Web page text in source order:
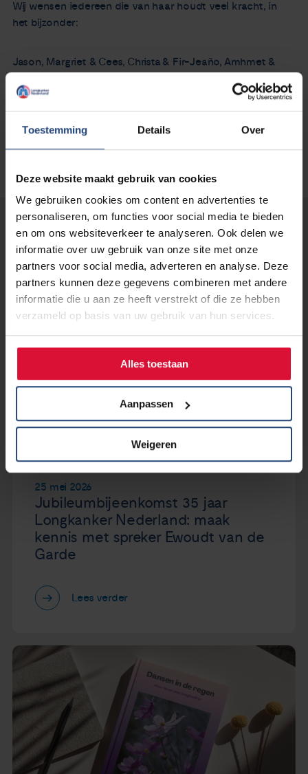
Toestemming Details Over
Deze website maakt gebruik van cookies
We gebruiken cookies om content en advertenties te
personaliseren, om functies voor social media te bieden
en om ons websiteverkeer te analyseren. Ook delen we
informatie over uw gebruik van onze site met onze
partners voor social media, adverteren en analyse. Deze
partners kunnen deze gegevens combineren met andere
informatie die u aan ze heeft verstrekt of die ze hebben
verzameld op basis van uw gebruik van hun services.
Alles toestaan
Aanpassen
Weigeren
Wij wensen iedereen die van haar houdt veel kracht, in
het bijzonder:
Jason, Margriet & Cees, Christa & Fir-Jeaño, Amhmet &
Lees verder...
25 mei 2026
Jubileumbijeenkomst 35 jaar
Longkanker Nederland: maak
kennis met spreker Ewoudt van de
Garde
Lees verder